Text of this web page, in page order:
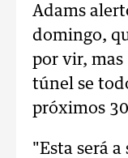
Adams
domingo,
por vir,
túnel se
próximos
"Esta será